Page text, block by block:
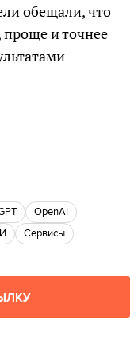
обещали, что
проще и точнее
OpenAI
ИИ Сервисы